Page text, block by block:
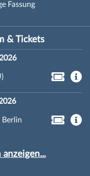
Fassung
& Tickets
Berlin
anzeigen...